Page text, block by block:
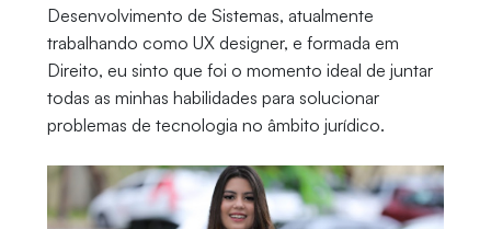
Desenvolvimento de Sistemas, atualmente
trabalhando como UX designer, e formada em
Direito, eu sinto que foi o momento ideal de juntar
todas as minhas habilidades para solucionar
problemas de tecnologia no âmbito jurídico.